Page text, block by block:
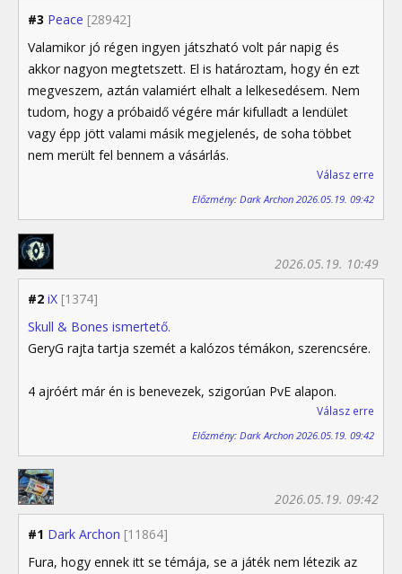
#3 Peace [28942]
Valamikor jó régen ingyen játszható volt pár napig és
akkor nagyon megtetszett. El is határoztam, hogy én ezt
megveszem, aztán valamiért elhalt a lelkesedésem. Nem
tudom, hogy a próbaidő végére már kifulladt a lendület
vagy épp jött valami másik megjelenés, de soha többet
nem merült fel bennem a vásárlás.
Válasz erre
Előzmény: Dark Archon 2026.05.19. 09:42
#2 iX [1374]
2026.05.19. 10:49
Skull & Bones ismertető.
GeryG rajta tartja szemét a kalózos témákon, szerencsére.
4 ajróért már én is benevezek, szigorúan PvE alapon.
Válasz erre
Előzmény: Dark Archon 2026.05.19. 09:42
#1 Dark Archon [11864]
2026.05.19. 09:42
Fura, hogy ennek itt se témája, se a játék nem létezik az